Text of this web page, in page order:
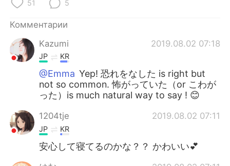
Indonesia
Português
51 5
Комментарии
Kazumi
2019.08.02 07:18
JP KR
@Emma Yep! 恐れをなした is right but
not so common. 怖がっていた（or こわが
った）is much natural way to say ! 😊
1204tje 2019.08.02 07:11
JP KR
安心して寝てるのかな？？ かわいい💕